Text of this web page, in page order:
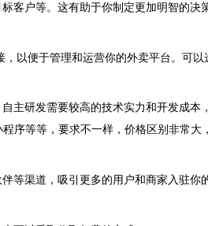
客户等。这有助于你制定更加明智的决
以便于管理和运营你的外卖平台。可以
主研发需要较高的技术实力和开发成本
程序等等，要求不一样，价格区别非常大
等渠道，吸引更多的用户和商家入驻你